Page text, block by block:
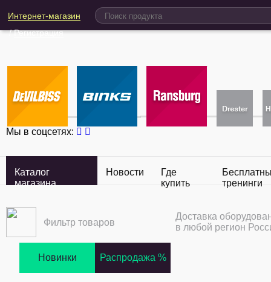
Интернет-магазин
/Регистрация
Мы в соцсетях:
Каталог
магазина
Новости
Где
купить
тренинги
Фильтр товаров
Доставка
в любой регион
Новинки Распродажа %